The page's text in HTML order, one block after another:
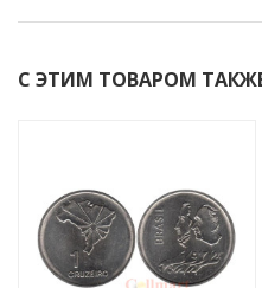
С ЭТИМ ТОВАРОМ